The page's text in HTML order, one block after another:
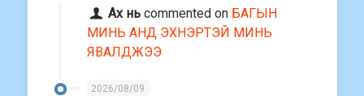
Ах нь commented on БАГЫН
МИНЬ АНД ЭХНЭРТЭЙ МИНЬ
ЯВАЛДЖЭЭ
2026/08/09